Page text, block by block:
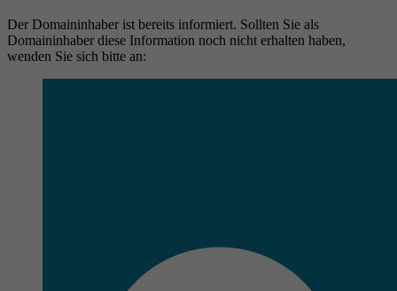
Der Domaininhaber ist bereits informiert. Sollten Sie als
Domaininhaber diese Information noch nicht erhalten haben,
wenden Sie sich bitte an: